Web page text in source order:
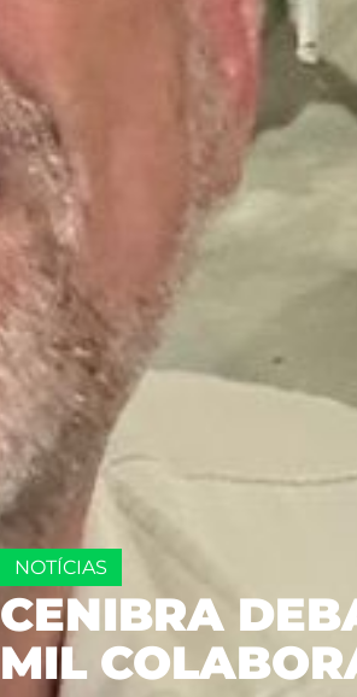
NOTÍCIAS
CENIBRA
MIL